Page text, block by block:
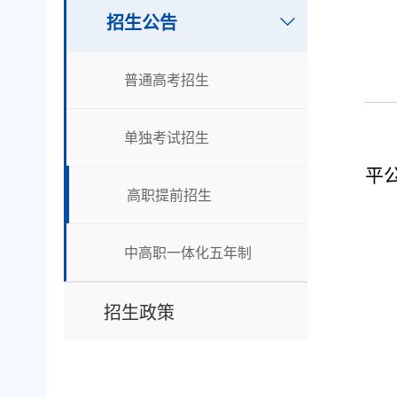
招生公告
普通高考招生
单独考试招生
高职提前招生
中高职一体化五年制
招生政策
平